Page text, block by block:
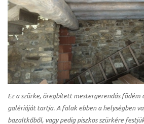
Ez a szürke, öregbített mestergerendás födém
galériáját tartja. A falak ebben a helységben
bazaltkőből, vagy pedig piszkos szürkére